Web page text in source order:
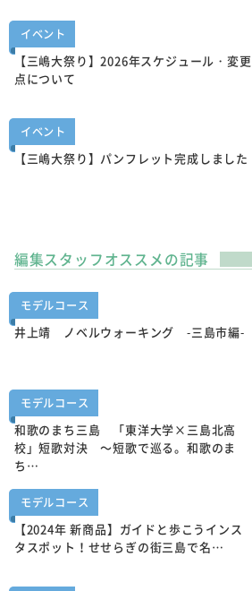
イベント
【三嶋大祭り】2026年スケジュール・変更
点について
イベント
【三嶋大祭り】パンフレット完成しました
編集スタッフオススメの記事
モデルコース
井上靖 ノベルウォーキング -三島市編-
モデルコース
和歌のまち三島 「東洋大学×三島北高
校」短歌対決 ～短歌で巡る。和歌のま
ち…
モデルコース
【2024年 新商品】ガイドと歩こうインス
タスポット！せせらぎの街三島で名…